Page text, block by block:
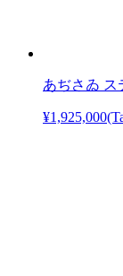
あぢさゐ ス
¥1,925,000